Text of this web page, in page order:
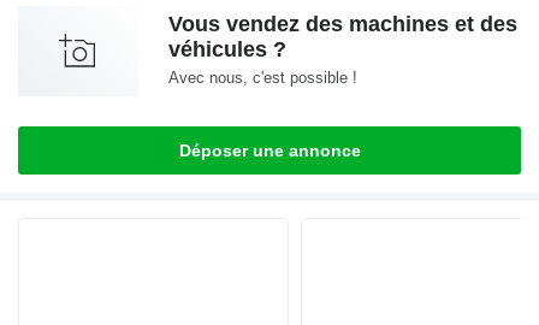
Vous vendez des machines et des
véhicules ?
Avec nous, c'est possible !
Déposer une annonce